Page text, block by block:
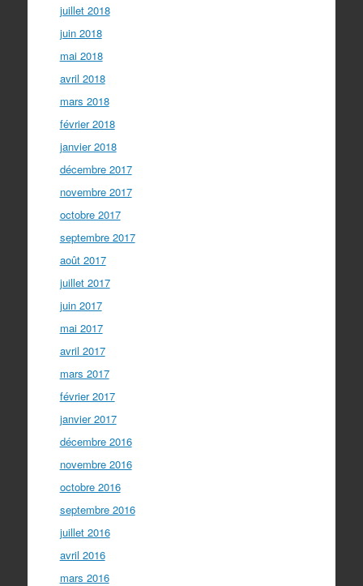
juillet 2018
juin 2018
mai 2018
avril 2018
mars 2018
février 2018
janvier 2018
décembre 2017
novembre 2017
octobre 2017
septembre 2017
août 2017
juillet 2017
juin 2017
mai 2017
avril 2017
mars 2017
février 2017
janvier 2017
décembre 2016
novembre 2016
octobre 2016
septembre 2016
juillet 2016
avril 2016
mars 2016